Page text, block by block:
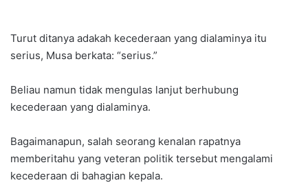
Turut ditanya adakah kecederaan yang dialaminya itu
serius, Musa berkata: “serius.”
Beliau namun tidak mengulas lanjut berhubung
kecederaan yang dialaminya.
Bagaimanapun, salah seorang kenalan rapatnya
memberitahu yang veteran politik tersebut mengalami
kecederaan di bahagian kepala.